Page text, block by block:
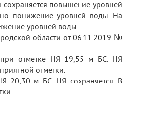
сохраняется повышение уровней
понижение уровней воды. На
уровней воды.
области от 06.11.2019 №
отметке НЯ 19,55 м БС. НЯ
отметки.
20,30 м БС. НЯ сохраняется. В